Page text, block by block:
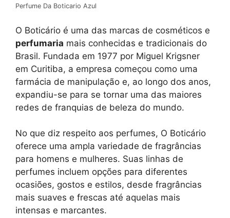
Perfume Da Boticario Azul
O Boticário é uma das marcas de cosméticos e
perfumaria mais conhecidas e tradicionais do
Brasil. Fundada em 1977 por Miguel Krigsner
em Curitiba, a empresa começou como uma
farmácia de manipulação e, ao longo dos anos,
expandiu-se para se tornar uma das maiores
redes de franquias de beleza do mundo.
No que diz respeito aos perfumes, O Boticário
oferece uma ampla variedade de fragrâncias
para homens e mulheres. Suas linhas de
perfumes incluem opções para diferentes
ocasiões, gostos e estilos, desde fragrâncias
mais suaves e frescas até aquelas mais
intensas e marcantes.